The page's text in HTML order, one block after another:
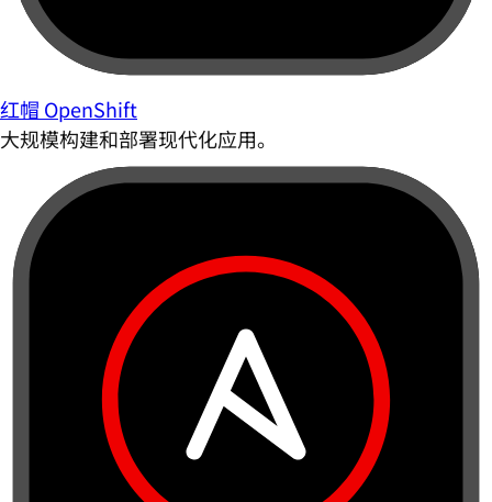
红帽 OpenShift
大规模构建和部署现代化应用。